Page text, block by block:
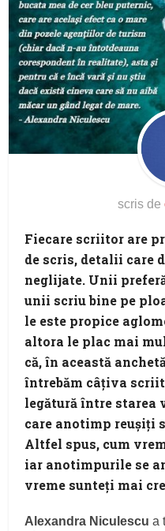
scris de
Fiecare scriitor are
de scris, detalii care
neglijate. Unii
unii scriu bine pe
le este propice
altora le plac mai
că, în această
întrebăm câţiva
legătură între starea
care anotimp reuşiţi
Altfel spus, cum
iar anotimpurile se
vreme sunteţi mai
Alexandra Niculescu a